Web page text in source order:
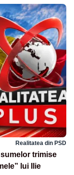
Realitatea din PSD
trimise
lui Ilie